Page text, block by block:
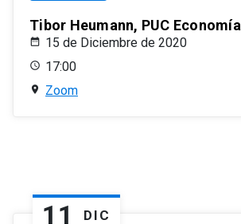
Tibor Heumann, PUC Economía
15 de Diciembre de 2020
17:00
Zoom
11 DIC